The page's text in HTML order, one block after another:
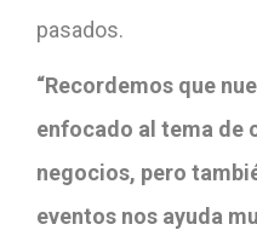
pasados.
“Recordemos que
enfocado al tema de
negocios, pero
eventos nos ayuda